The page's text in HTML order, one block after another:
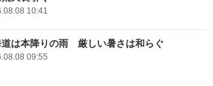
10:41
道は本降りの雨 厳しい暑さは和らぐ
09:55